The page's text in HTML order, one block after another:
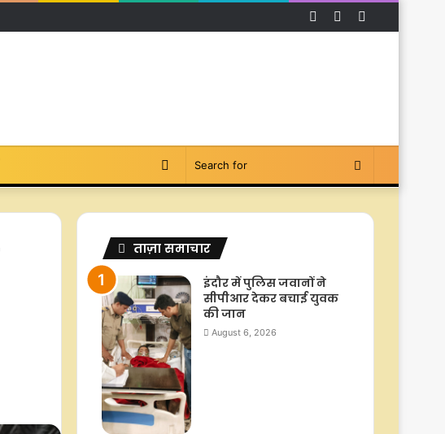
YouTube
Facebook
Search
Switch
ताज़ा समाचार
इंदौर में पुलिस जवानों ने
सीपीआर देकर बचाई युवक
की जान
August 6, 2026